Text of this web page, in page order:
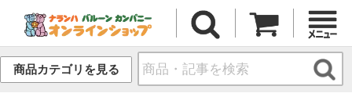
商品カテゴリを見る